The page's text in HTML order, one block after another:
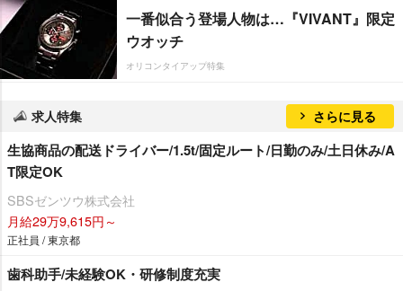
一番似合う登場人物は…『VIVANT』限定
ウオッチ
オリコンタイアップ特集
求人特集 さらに見る
生協商品の配送ドライバー/1.5t/固定ルート/日勤のみ/土日休み/A
T限定OK
SBSゼンツウ株式会社
月給29万9,615円～
正社員 / 東京都
歯科助手/未経験OK・研修制度充実